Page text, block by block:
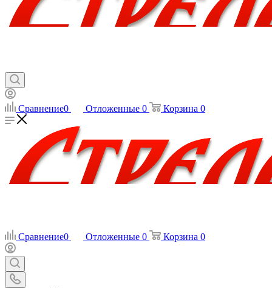
Сравнение0 Отложенные 0 Корзина 0
Сравнение0 Отложенные 0 Корзина 0